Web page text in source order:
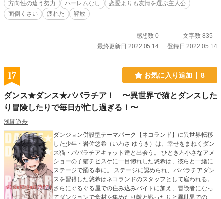
方向性の違う努力
ハーレムなし
恋愛よりも友情を選ぶ主人公
面倒くさい
疲れた 解放
感想数 0
文字数 835
最終更新日 2022.05.14
登録日 2022.05.14
17 お気に入り追加 8
ダンス★ダンス★パパラチア！ 〜異世界で猫とダンスした
り冒険したりで毎日が忙し過ぎる！〜
浅間遊歩
ダンジョン併設型テーマパーク【ネコランド】に異世界転移
した少年・岩佐悠希（いわさ ゆうき）は、幸せをまねくダン
ス猫・パパラチアキャット達と出会う。 ひときわ小さなアメ
ショーの子猫チビスケに一目惚れした悠希は、彼らと一緒に
ステージで踊る事に。 ステージに認められ、パパラチアダン
スを習得した悠希はネコランドのスタッフとして雇われる。
さらにぐるぐる屋での住み込みバイトに加え、冒険者になっ
てダンジョンで食材を集めたり敵と戦ったりと異世界での生